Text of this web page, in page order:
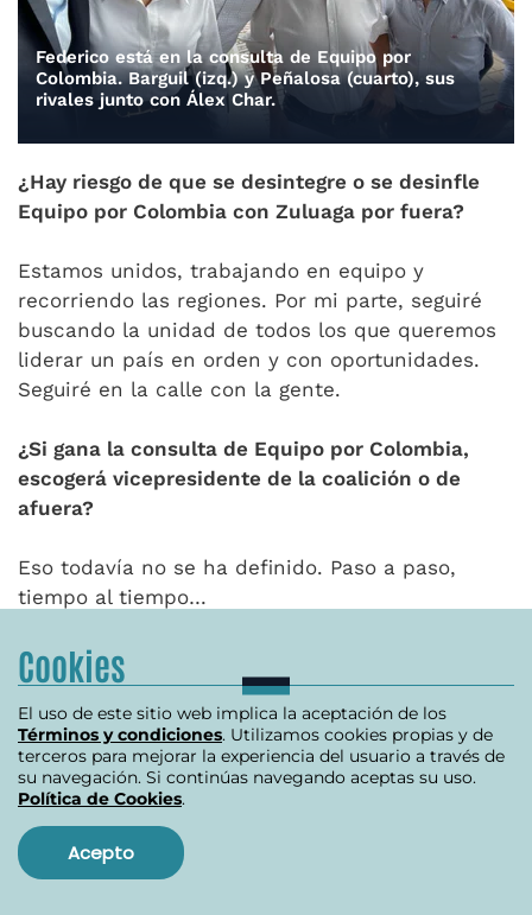
Federico está en la consulta de Equipo por
Colombia. Barguil (izq.) y Peñalosa (cuarto), sus
rivales junto con Álex Char.
¿Hay riesgo de que se desintegre o se desinfle
Equipo por Colombia con Zuluaga por fuera?
Estamos unidos, trabajando en equipo y
recorriendo las regiones. Por mi parte, seguiré
buscando la unidad de todos los que queremos
liderar un país en orden y con oportunidades.
Seguiré en la calle con la gente.
¿Si gana la consulta de Equipo por Colombia,
escogerá vicepresidente de la coalición o de
afuera?
Eso todavía no se ha definido. Paso a paso,
tiempo al tiempo…
Mi gabinete, la agenda y los
temas que lideraremos tienen
que representar la diversidad
de las regiones.
¿Cómo ve a la Coalición Centro Esperanza?
¿Quién será su rival en primera vuelta para el
Cookies
El uso de este sitio web implica la aceptación de los
Términos y condiciones. Utilizamos cookies propias y de
terceros para mejorar la experiencia del usuario a través de
su navegación. Si continúas navegando aceptas su uso.
Política de Cookies.
Acepto